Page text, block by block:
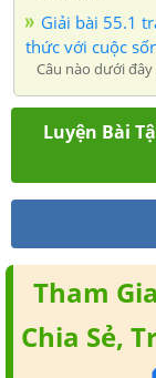
Giải bài 55.1
thức với cuộc
Câu nào dưới đây
Luyện Bài
Tham
Chia Sẻ,